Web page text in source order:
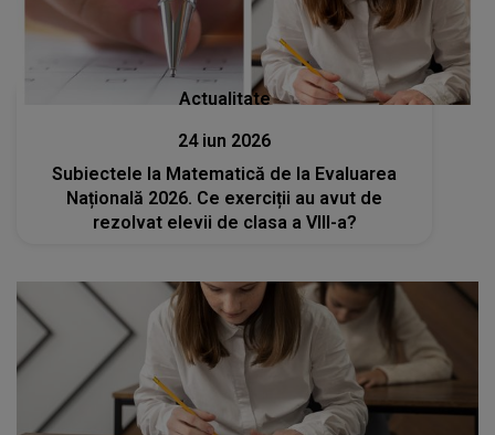
Actualitate
24 iun 2026
Subiectele la Matematică de la Evaluarea
Națională 2026. Ce exerciții au avut de
rezolvat elevii de clasa a VIII-a?